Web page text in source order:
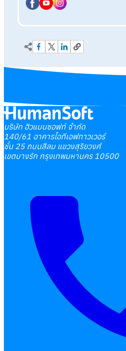
เลือกหัวข้อที่คุณสนใจ
โปรแกรมบริหารงานบุคคล
การคิดเงินเดือน
บริษัท ฮิวแมนซอฟท์ จำกัด
140/61 อาคารไอทีเอฟทาวเวอร์
ชั้น 25 ถนนสีลม แขวงสุริยวงศ์
เขตบางรัก กรุงเทพมหานคร 10500